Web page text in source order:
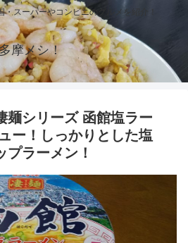
・スーパーやコンビニのグルメを紹介！
摩メシ！
麺シリーズ 函館塩ラー
ー！しっかりとした塩
プラーメン！